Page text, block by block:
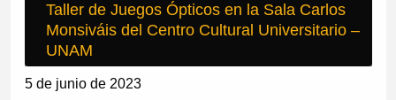
Taller de Juegos Ópticos en la Sala Carlos
Monsiváis del Centro Cultural Universitario –
UNAM
5 de junio de 2023